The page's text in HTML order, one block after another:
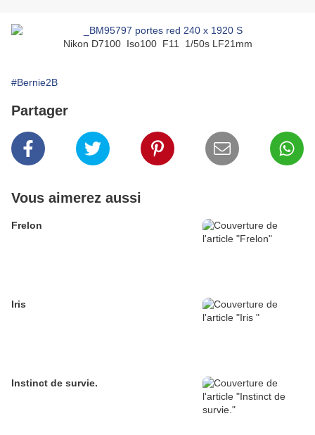
Nikon D7100 Iso100 F11 1/50s LF21mm
#Bernie2B
Partager
Vous aimerez aussi
Frelon
Iris
Instinct de survie.